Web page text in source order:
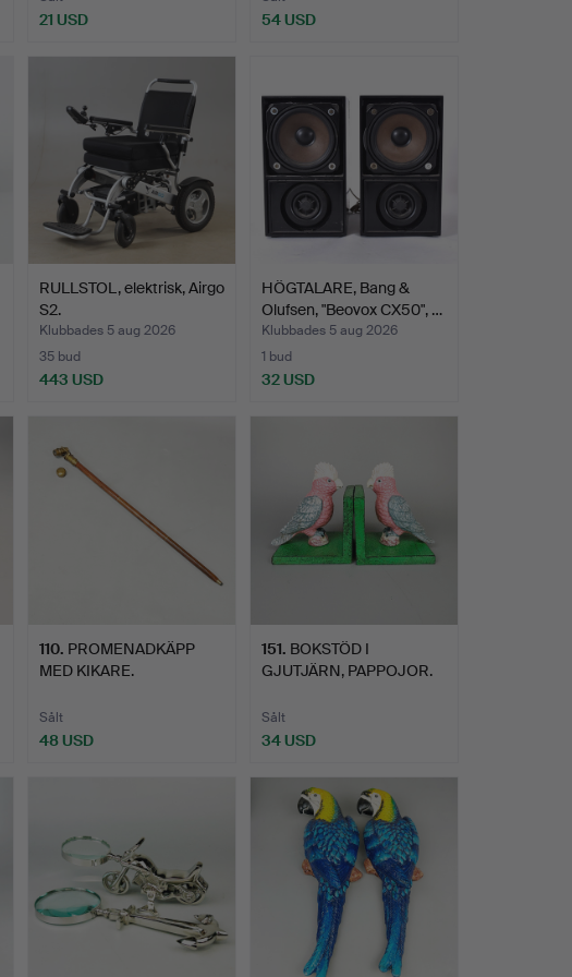
21 USD 54 USD
RULLSTOL, elektrisk, Airgo
S2.
Klubbades 5 aug 2026
35 bud
443 USD
HÖGTALARE, Bang &
Olufsen, "Beovox CX50", …
Klubbades 5 aug 2026
1 bud
32 USD
110. PROMENADKÄPP
MED KIKARE.
Sålt
48 USD
151. BOKSTÖD I
GJUTJÄRN, PAPPOJOR.
Sålt
34 USD